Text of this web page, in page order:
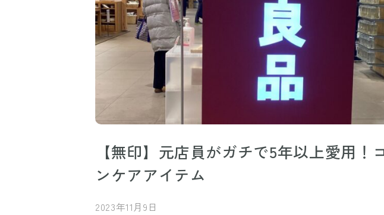
【無印】元店員がガチで5年以上愛用！
ンケアアイテム
2023年11月9日